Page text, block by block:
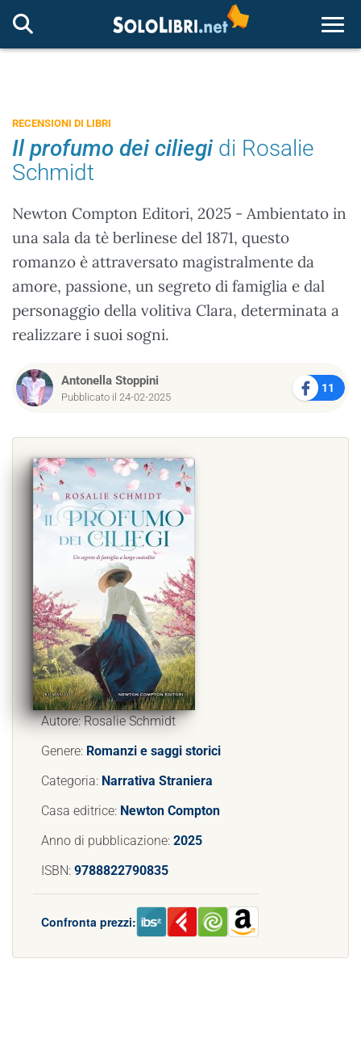
RECENSIONI DI LIBRI
Il profumo dei ciliegi di Rosalie
Schmidt
Newton Compton Editori, 2025 - Ambientato in
una sala da tè berlinese del 1871, questo
romanzo è attraversato magistralmente da
amore, passione, un segreto di famiglia e dal
personaggio della volitiva Clara, determinata a
realizzare i suoi sogni.
Antonella Stoppini
Pubblicato il 24-02-2025
11
Autore: Rosalie Schmidt
Genere: Romanzi e saggi storici
Categoria: Narrativa Straniera
Casa editrice: Newton Compton
Anno di pubblicazione: 2025
ISBN: 9788822790835
Confronta prezzi: